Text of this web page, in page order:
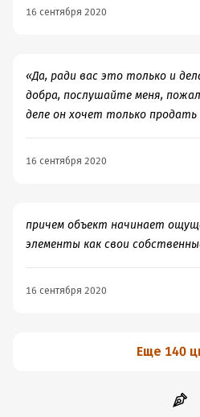
16 сентября 2020
«Да, ради вас это только и
добра, послушайте меня,
деле он хочет только продать
16 сентября 2020
причем объект начинает
элементы как свои
16 сентября 2020
Еще 140